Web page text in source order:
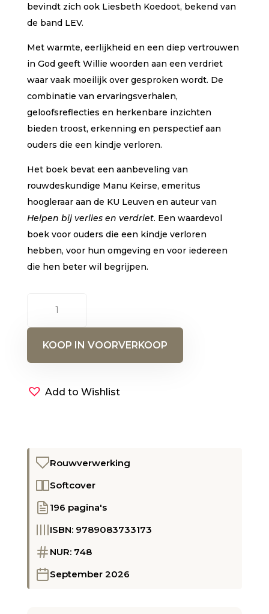
bevindt zich ook Liesbeth Koedoot, bekend van
de band LEV.
Met warmte, eerlijkheid en een diep vertrouwen
in God geeft Willie woorden aan een verdriet
waar vaak moeilijk over gesproken wordt. De
combinatie van ervaringsverhalen,
geloofsreflecties en herkenbare inzichten
bieden troost, erkenning en perspectief aan
ouders die een kindje verloren.
Het boek bevat een aanbeveling van
rouwdeskundige Manu Keirse, emeritus
hoogleraar aan de KU Leuven en auteur van
Helpen bij verlies en verdriet. Een waardevol
boek voor ouders die een kindje verloren
hebben, voor hun omgeving en voor iedereen
die hen beter wil begrijpen.
voorbij
aantalKOOP IN VOORVERKOOP
Add to Wishlist
Rouwverwerking
Softcover
196 pagina's
ISBN: 9789083733173
NUR: 748
September 2026